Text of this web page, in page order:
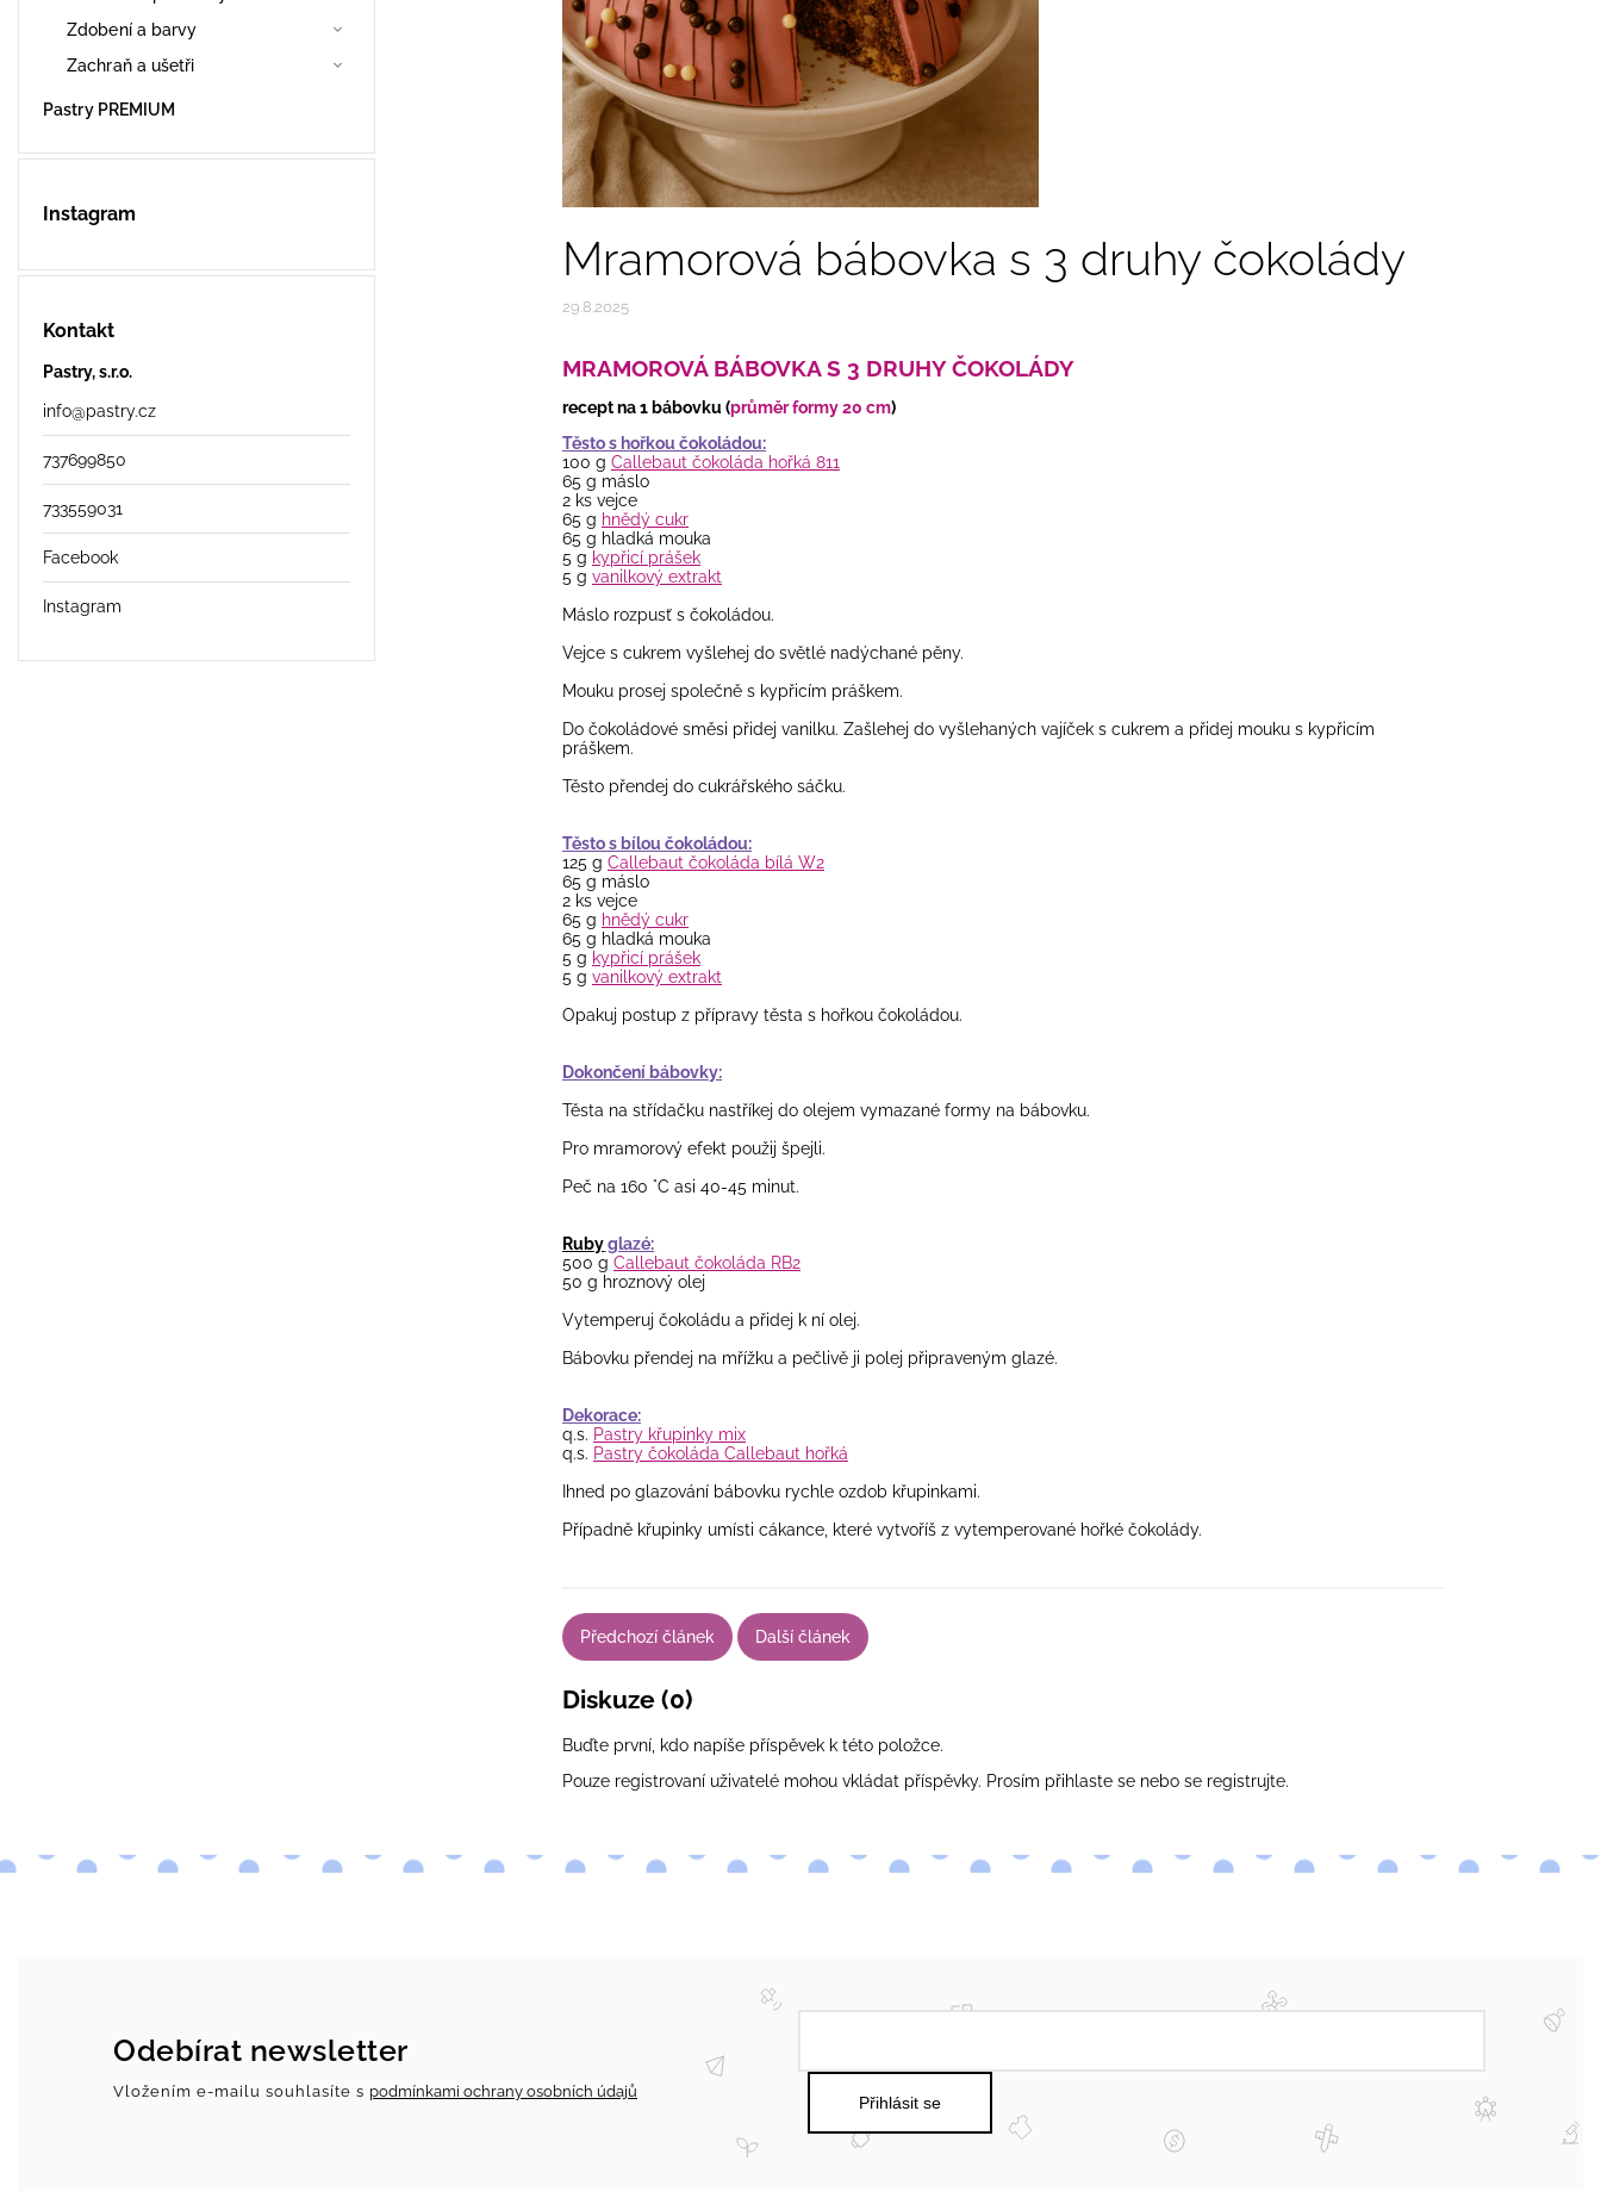
Zdobení a barvy
Zachraň a ušetři
Pastry PREMIUM
Instagram
Kontakt
Pastry, s.r.o.
info@pastry.cz
737699850
733559031
Facebook
Instagram
Mramorová bábovka s 3 druhy čokolády
29.8.2025
MRAMOROVÁ BÁBOVKA S 3 DRUHY ČOKOLÁDY
recept na 1 bábovku (průměr formy 20 cm)
Těsto s hořkou čokoládou:
100 g Callebaut čokoláda hořká 811
65 g máslo
2 ks vejce
65 g hnědý cukr
65 g hladká mouka
5 g kypřicí prášek
5 g vanilkový extrakt
Máslo rozpusť s čokoládou.
Vejce s cukrem vyšlehej do světlé nadýchané pěny.
Mouku prosej společně s kypřicím práškem.
Do čokoládové směsi přidej vanilku. Zašlehej do vyšlehaných vajíček s cukrem a přidej mouku s kypřicím
práškem.
Těsto přendej do cukrářského sáčku.
Těsto s bílou čokoládou:
125 g Callebaut čokoláda bílá W2
65 g máslo
2 ks vejce
65 g hnědý cukr
65 g hladká mouka
5 g kypřicí prášek
5 g vanilkový extrakt
Opakuj postup z přípravy těsta s hořkou čokoládou.
Dokončení bábovky:
Těsta na střídačku nastříkej do olejem vymazané formy na bábovku.
Pro mramorový efekt použij špejli.
Peč na 160 °C asi 40-45 minut.
Rubyglazé:
500 g Callebaut čokoláda RB2
50 g hroznový olej
Vytemperuj čokoládu a přidej k ní olej.
Bábovku přendej na mřížku a pečlivě ji polej připraveným glazé.
Dekorace:
q.s. Pastry křupinky mix
q.s. Pastry čokoláda Callebaut hořká
Ihned po glazování bábovku rychle ozdob křupinkami.
Případně křupinky umísti cákance, které vytvoříš z vytemperované hořké čokolády.
Předchozí článek Další článek
Diskuze (0)
Buďte první, kdo napíše příspěvek k této položce.
Pouze registrovaní uživatelé mohou vkládat příspěvky. Prosím přihlaste se nebo se registrujte.
Odebírat newsletter
Vložením e-mailu souhlasíte s podmínkami ochrany osobních údajů
Přihlásit se